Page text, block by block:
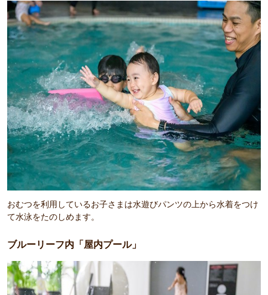
おむつを利用しているお子さまは水遊びパンツの上から水着をつけ
て水泳をたのしめます。
ブルーリーフ内「屋内プール」